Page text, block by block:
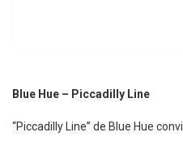
Blue Hue – Piccadilly Line
“Piccadilly Line” de Blue Hue